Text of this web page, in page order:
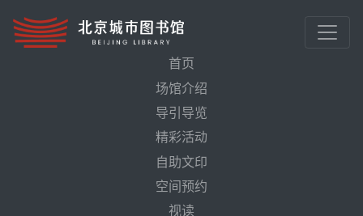
首页
场馆介绍
导引导览
精彩活动
自助文印
空间预约
视读
古籍文献馆